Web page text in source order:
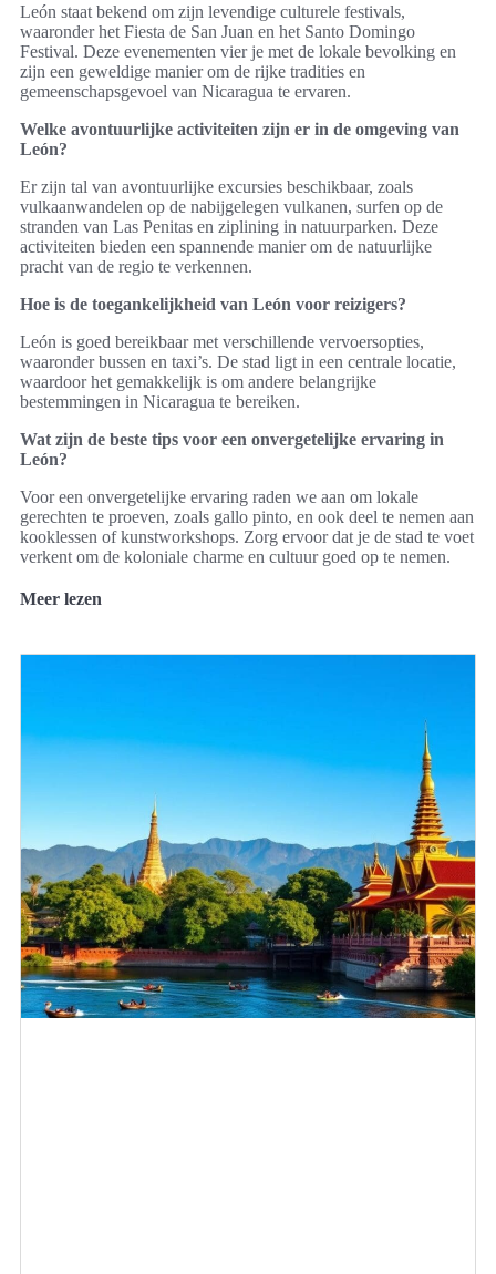
León staat bekend om zijn levendige culturele festivals,
waaronder het Fiesta de San Juan en het Santo Domingo
Festival. Deze evenementen vier je met de lokale bevolking en
zijn een geweldige manier om de rijke tradities en
gemeenschapsgevoel van Nicaragua te ervaren.
Welke avontuurlijke activiteiten zijn er in de omgeving van
León?
Er zijn tal van avontuurlijke excursies beschikbaar, zoals
vulkaanwandelen op de nabijgelegen vulkanen, surfen op de
stranden van Las Penitas en ziplining in natuurparken. Deze
activiteiten bieden een spannende manier om de natuurlijke
pracht van de regio te verkennen.
Hoe is de toegankelijkheid van León voor reizigers?
León is goed bereikbaar met verschillende vervoersopties,
waaronder bussen en taxi’s. De stad ligt in een centrale locatie,
waardoor het gemakkelijk is om andere belangrijke
bestemmingen in Nicaragua te bereiken.
Wat zijn de beste tips voor een onvergetelijke ervaring in
León?
Voor een onvergetelijke ervaring raden we aan om lokale
gerechten te proeven, zoals gallo pinto, en ook deel te nemen aan
kooklessen of kunstworkshops. Zorg ervoor dat je de stad te voet
verkent om de koloniale charme en cultuur goed op te nemen.
Meer lezen